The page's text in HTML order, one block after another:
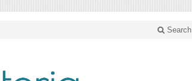
Search